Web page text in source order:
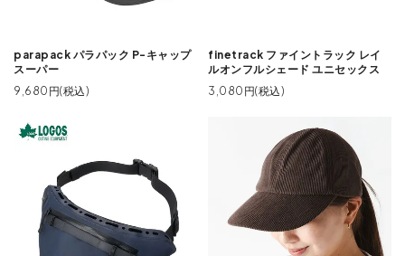
parapack パラパック P-キャップ
スーパー
9,680円(税込)
finetrack ファイントラック レイ
ルオンフルシェード ユニセックス
3,080円(税込)